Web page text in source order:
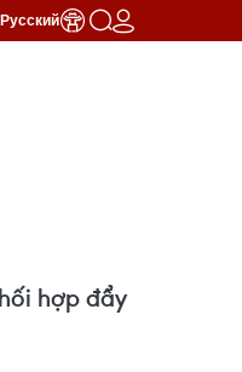
Русский
hợp đẩy